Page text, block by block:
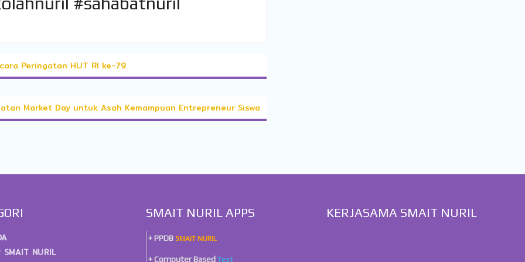
Peringatan HUT RI ke-79
Market Day untuk Asah Kemampuan Entrepreneur Siswa
SMAIT NURIL
SMAIT NURIL APPS
+ PPDB SMAIT NURIL
+ Computer Based Test
KERJASAMA SMAIT NURIL